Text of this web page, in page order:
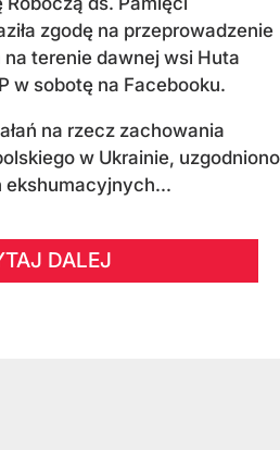
zgodę na przeprowadzenie
terenie dawnej wsi Huta
w sobotę na Facebooku.
na rzecz zachowania
w Ukrainie, uzgodniono
ekshumacyjnych...
DALEJ